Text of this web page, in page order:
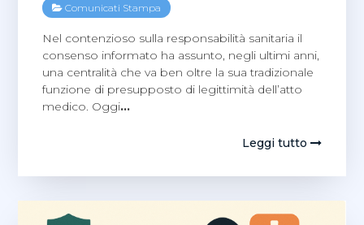
Comunicati Stampa
Nel contenzioso sulla responsabilità sanitaria il
consenso informato ha assunto, negli ultimi anni,
una centralità che va ben oltre la sua tradizionale
funzione di presupposto di legittimità dell’atto
medico. Oggi…
Leggi tutto